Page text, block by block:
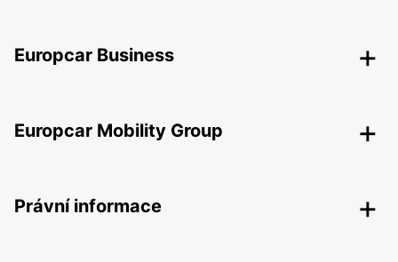
Europcar Business
Europcar Mobility Group
Právní informace